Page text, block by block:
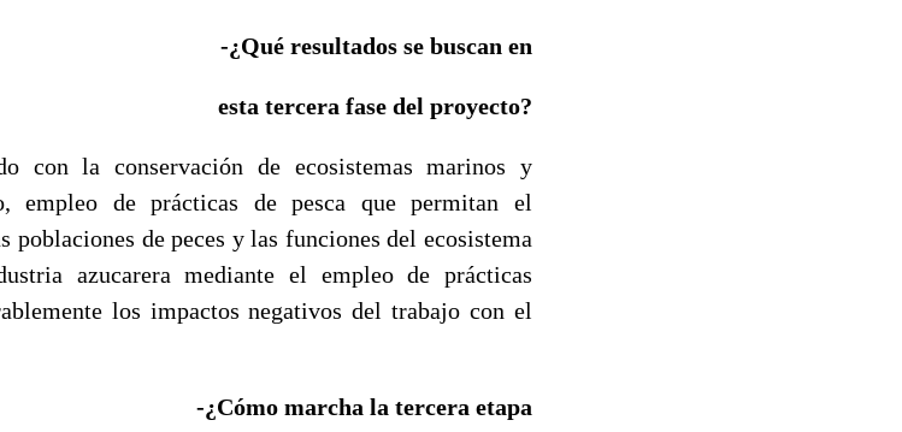
-¿Qué resultados se buscan en
esta tercera fase del proyecto?
con la conservación de ecosistemas marinos y
empleo de prácticas de pesca que permitan el
poblaciones de peces y las funciones del ecosistema
azucarera mediante el empleo de prácticas
los impactos negativos del trabajo con el
-¿Cómo marcha la tercera etapa